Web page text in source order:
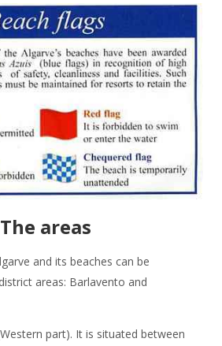
The areas
and its beaches can be
areas: Barlavento and
part). It is situated between